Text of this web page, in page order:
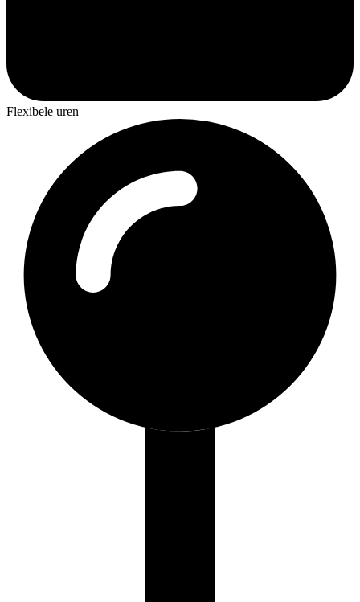
Flexibele uren